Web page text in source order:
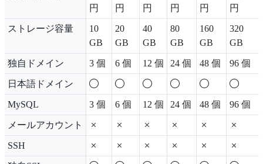
円
円
円
円
円
円
ストレージ容量
10
GB
20
GB
40
GB
80
GB
160
GB
320
GB
独自ドメイン 3 個 6 個 12 個 24 個 48 個 96 個
日本語ドメイン
MySQL 3 個 6 個 12 個 24 個 48 個 96 個
メールアカウント
SSH